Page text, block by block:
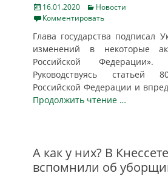
Posted
on
16.01.2020 Categories
Новости
Комментировать
Глава государства подписал
изменений в некоторые
Российской
Руководствуясь статьей
Российской Федерации и
Продолжить чтение …
А как у них? В
вспомнили об